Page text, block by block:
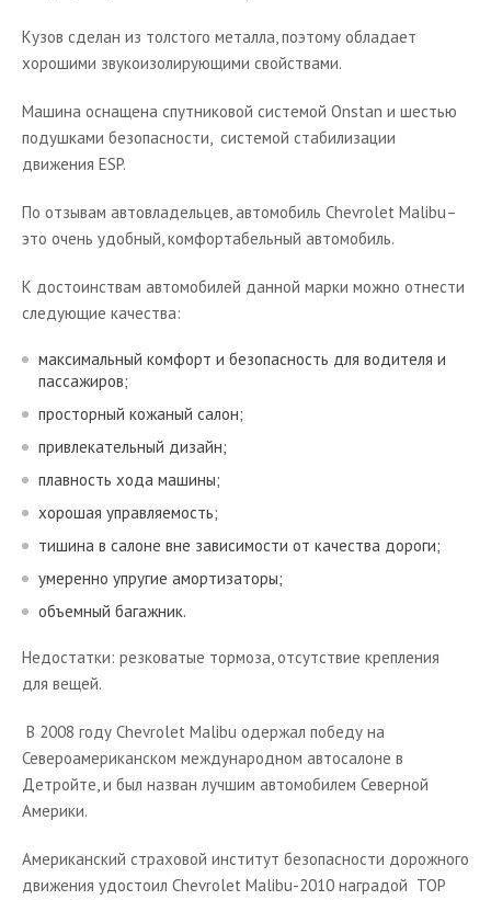
Кузов сделан из толстого металла, поэтому обладает
хорошими звукоизолирующими свойствами.
Машина оснащена спутниковой системой Onstan и шестью
подушками безопасности, системой стабилизации
движения ESP.
По отзывам автовладельцев, автомобиль Chevrolet Malibu–
это очень удобный, комфортабельный автомобиль.
К достоинствам автомобилей данной марки можно отнести
следующие качества:
максимальный комфорт и безопасность для водителя и
пассажиров;
просторный кожаный салон;
привлекательный дизайн;
плавность хода машины;
хорошая управляемость;
тишина в салоне вне зависимости от качества дороги;
умеренно упругие амортизаторы;
объемный багажник.
Недостатки: резковатые тормоза, отсутствие крепления
для вещей.
В 2008 году Chevrolet Malibu одержал победу на
Североамериканском международном автосалоне в
Детройте, и был назван лучшим автомобилем Северной
Америки.
Американский страховой институт безопасности дорожного
движения удостоил Chevrolet Malibu-2010 наградой TOP